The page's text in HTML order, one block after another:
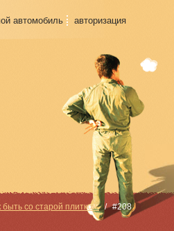
автомобиль авторизация
быть со старой плиткой. #208